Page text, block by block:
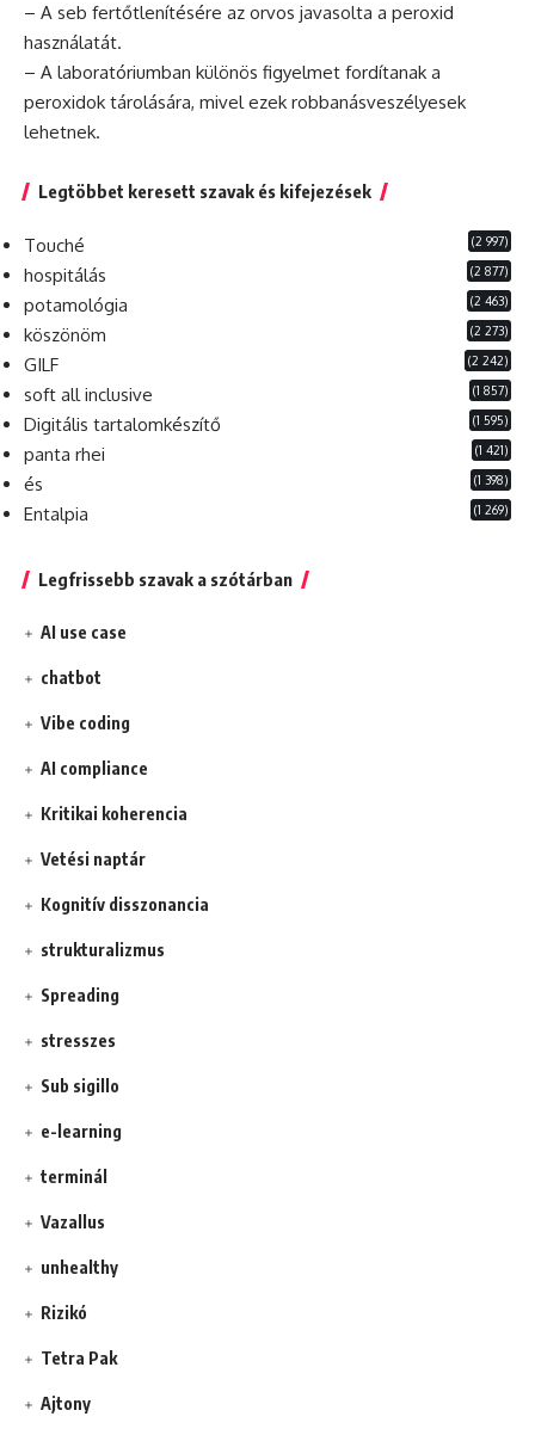
– A seb fertőtlenítésére az orvos javasolta a peroxid
használatát.
– A laboratóriumban különös figyelmet fordítanak a
peroxidok tárolására, mivel ezek robbanásveszélyesek
lehetnek.
Legtöbbet keresett szavak és kifejezések
Touché (2 997)
hospitálás (2 877)
potamológia (2 463)
köszönöm (2 273)
GILF (2 242)
soft all inclusive (1 857)
Digitális tartalomkészítő (1 595)
panta rhei (1 421)
és (1 398)
Entalpia (1 269)
Legfrissebb szavak a szótárban
AI use case
chatbot
Vibe coding
AI compliance
Kritikai koherencia
Vetési naptár
Kognitív disszonancia
strukturalizmus
Spreading
stresszes
Sub sigillo
e-learning
terminál
Vazallus
unhealthy
Rizikó
Tetra Pak
Ajtony